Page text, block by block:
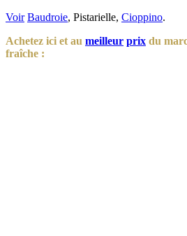
Voir Baudroie, Pistarielle, Cioppino.
Achetez ici et au meilleur prix du
fraîche :